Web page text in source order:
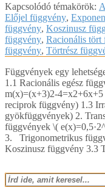
2018-
04-
10
Kapcsolódó témakörök:
Előjel függvény,
függvény, Koszinusz
függvény, Racionális tört
függvény, Törtrész
Függvények egy
1.1 Racionális egész
m(x)=(x+3)2-4=x2+6x+5
reciprok függvény) 1.3
gyökfüggvények) 2.
függvények ​\(
3. Trigonometrikus
Koszinusz függvény 3.3
Keresés